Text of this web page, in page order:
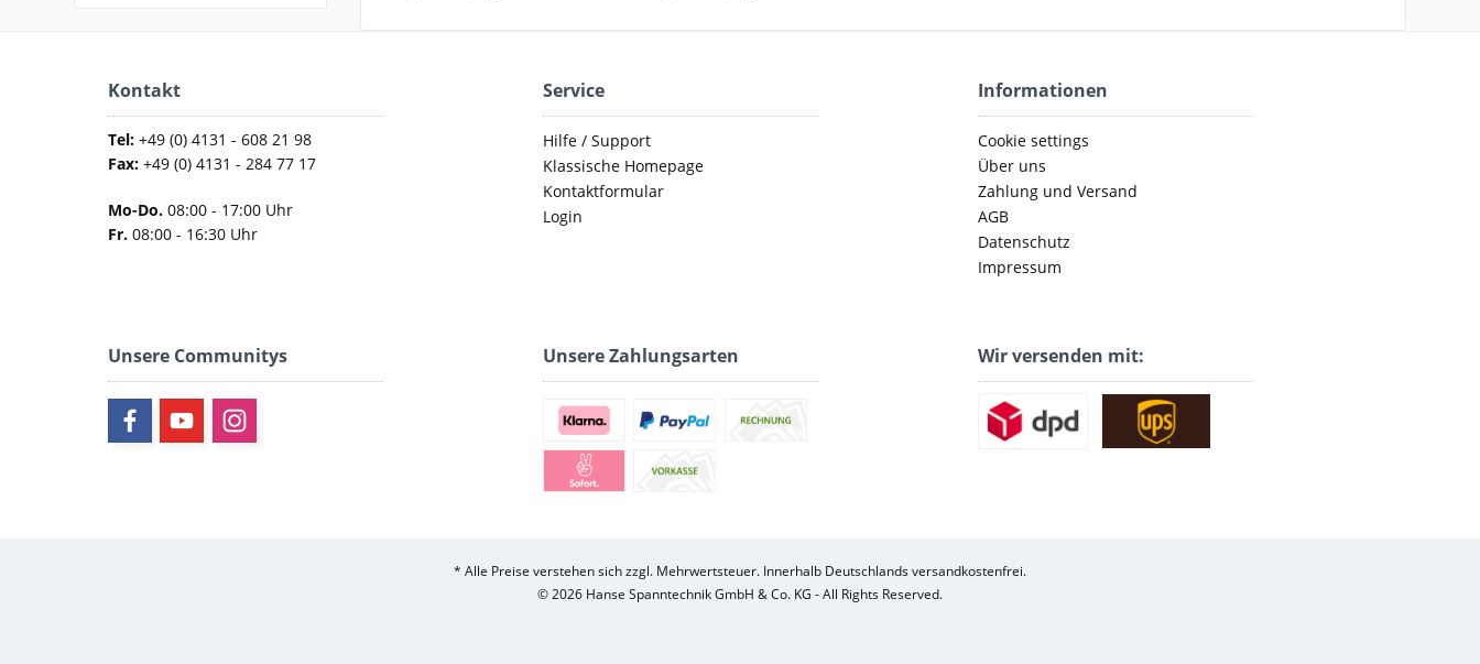
Kontakt
Tel:+49 (0) 4131 - 608 21 98
Fax:+49 (0) 4131 - 284 77 17
Mo-Do.08:00 - 17:00 Uhr
Fr.08:00 - 16:30 Uhr
Service
Hilfe / Support
Klassische Homepage
Kontaktformular
Login
Informationen
Cookie settings
Über uns
Zahlung und Versand
AGB
Datenschutz
Impressum
Unsere Communitys Unsere Zahlungsarten Wir versenden mit:
* Alle Preise verstehen sich zzgl. Mehrwertsteuer. Innerhalb Deutschlands versandkostenfrei.
© 2026 Hanse Spanntechnik GmbH & Co. KG - All Rights Reserved.